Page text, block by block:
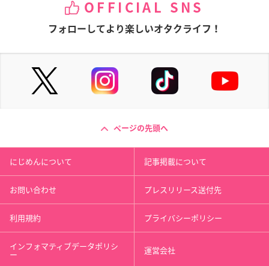
OFFICIAL SNS
フォローしてより楽しいオタクライフ！
ページの先頭へ
にじめんについて 記事掲載について
お問い合わせ プレスリリース送付先
利用規約 プライバシーポリシー
インフォマティブデータポリシ
ー 運営会社